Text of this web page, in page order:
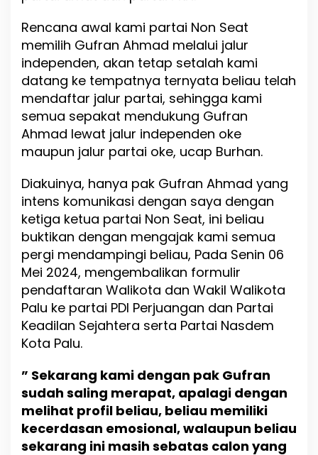
Rencana awal kami partai Non Seat
memilih Gufran Ahmad melalui jalur
independen, akan tetap setalah kami
datang ke tempatnya ternyata beliau telah
mendaftar jalur partai, sehingga kami
semua sepakat mendukung Gufran
Ahmad lewat jalur independen oke
maupun jalur partai oke, ucap Burhan.
Diakuinya, hanya pak Gufran Ahmad yang
intens komunikasi dengan saya dengan
ketiga ketua partai Non Seat, ini beliau
buktikan dengan mengajak kami semua
pergi mendampingi beliau, Pada Senin 06
Mei 2024, mengembalikan formulir
pendaftaran Walikota dan Wakil Walikota
Palu ke partai PDI Perjuangan dan Partai
Keadilan Sejahtera serta Partai Nasdem
Kota Palu.
” Sekarang kami dengan pak Gufran
sudah saling merapat, apalagi dengan
melihat profil beliau, beliau memiliki
kecerdasan emosional, walaupun beliau
sekarang ini masih sebatas calon yang